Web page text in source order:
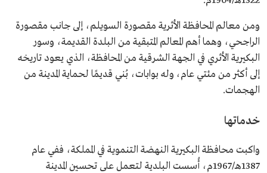
ومن معالم المحافظة الأثرية مقصورة السويلم، إلى جانب مقصورة
الراجحي، وهما أهم المعالم المتبقية من البلدة القديمة، وسور
البكيرية الأثري في الجهة الشرقية من المحافظة، الذي يعود تاريخه
إلى أكثر من مئتي عام، وله بوابات، بُني قديمًا لحماية المدينة من
الهجمات.
خدماتها
واكبت محافظة البكيرية النهضة التنموية في المملكة، ففي عام
1387هـ/1967م، أُسست البلدية لتعمل على تحسين المدينة